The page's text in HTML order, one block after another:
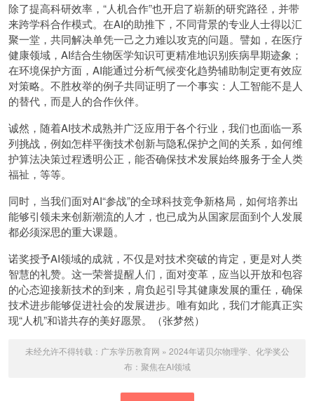
除了提高科研效率，“人机合作”也开启了崭新的研究路径，并带
来跨学科合作模式。在AI的助推下，不同背景的专业人士得以汇
聚一堂，共同解决单凭一己之力难以攻克的问题。譬如，在医疗
健康领域，AI结合生物医学知识可更精准地识别疾病早期迹象；
在环境保护方面，AI能通过分析气候变化趋势辅助制定更有效应
对策略。不胜枚举的例子共同证明了一个事实：人工智能不是人
的替代，而是人的合作伙伴。
诚然，随着AI技术成熟并广泛应用于各个行业，我们也面临一系
列挑战，例如怎样平衡技术创新与隐私保护之间的关系，如何维
护算法决策过程透明公正，能否确保技术发展始终服务于全人类
福祉，等等。
同时，当我们面对AI“参战”的全球科技竞争新格局，如何培养出
能够引领未来创新潮流的人才，也已成为从国家层面到个人发展
都必须深思的重大课题。
诺奖授予AI领域的成就，不仅是对技术突破的肯定，更是对人类
智慧的礼赞。这一荣誉提醒人们，面对变革，应当以开放和包容
的心态迎接新技术的到来，肩负起引导其健康发展的重任，确保
技术进步能够促进社会的发展进步。唯有如此，我们才能真正实
现“人机”和谐共存的美好愿景。（张梦然）
未经允许不得转载： 广东学历教育网 » 2024年诺贝尔物理学、化学奖公
布：聚焦在AI领域